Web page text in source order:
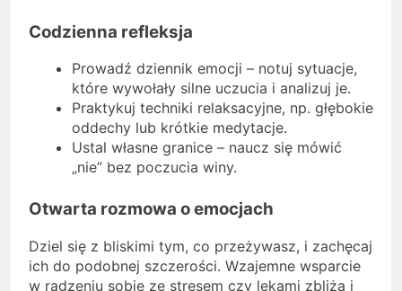
Codzienna refleksja
Prowadź dziennik emocji – notuj sytuacje,
które wywołały silne uczucia i analizuj je.
Praktykuj techniki relaksacyjne, np. głębokie
oddechy lub krótkie medytacje.
Ustal własne granice – naucz się mówić
„nie” bez poczucia winy.
Otwarta rozmowa o emocjach
Dziel się z bliskimi tym, co przeżywasz, i zachęcaj
ich do podobnej szczerości. Wzajemne wsparcie
w radzeniu sobie ze stresem czy lękami zbliża i